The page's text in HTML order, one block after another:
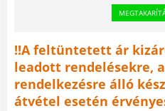
!!A feltüntetett ár
leadott rendelésekre,
rendelkezésre álló
átvétel esetén